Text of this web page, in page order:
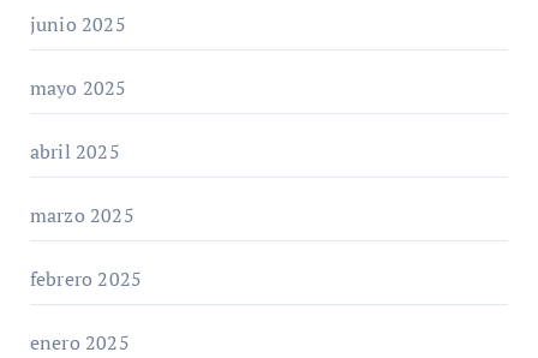
junio 2025
mayo 2025
abril 2025
marzo 2025
febrero 2025
enero 2025